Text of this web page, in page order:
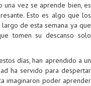
una vez se aprende bien, es
Esto es algo que los
de esta semana ya que
tomen su descanso solo
días, han aprendido a un
ha servido para despertar
imaginaron poder aprender
(MESI)
(MINE)
(MISIS)
- Códice